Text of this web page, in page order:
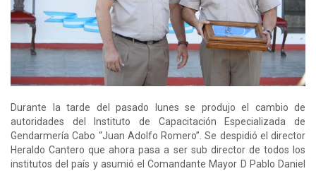
Durante la tarde del pasado lunes se produjo el cambio de
autoridades del Instituto de Capacitación Especializada de
Gendarmería Cabo “Juan Adolfo Romero”. Se despidió el director
Heraldo Cantero que ahora pasa a ser sub director de todos los
institutos del país y asumió el Comandante Mayor D Pablo Daniel